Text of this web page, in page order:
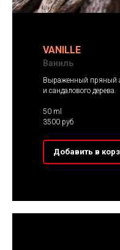
VANILLE
Ваниль
Выраженный пряный
и сандалового дерева.
50 ml
3500 руб
Добавить в